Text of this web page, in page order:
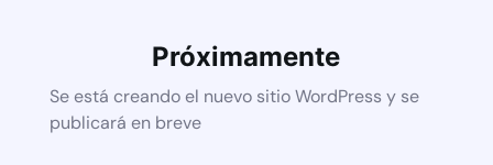
Próximamente
Se está creando el nuevo sitio WordPress y se
publicará en breve